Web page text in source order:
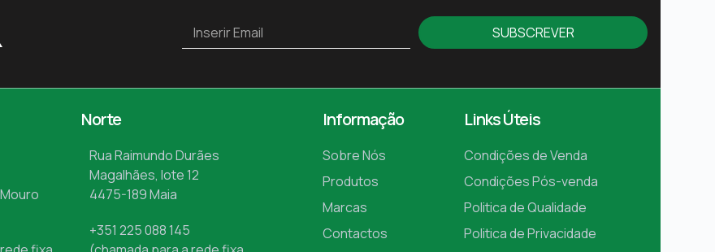
SUBSCREVER
Norte
Rua Raimundo Durães
Magalhães, lote 12
4475-189 Maia
+351 225 088 145
Informação
Sobre Nós
Produtos
Marcas
Contactos
Links Úteis
Condições de Venda
Condições Pós-venda
Politica de Qualidade
Politica de Privacidade